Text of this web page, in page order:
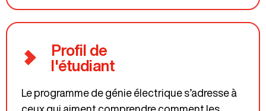
Profil de
l'étudiant
Le programme de génie électrique s’adresse à